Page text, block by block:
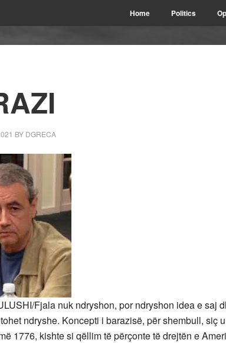
Home Politics
BY DGRECA
Fjala nuk ndryshon, por ndryshon idea e saj
ndryshe. Koncepti i barazisë, për shembull, siç
1776, kishte si qëllim të përçonte të drejtën e